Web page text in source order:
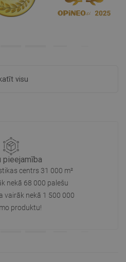
visu
pieejamība
centrs 31 000 m²
nekā 68 000 palešu
vairāk nekā 1 500 000
produktu!